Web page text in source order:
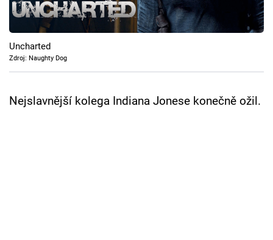
Pořady
TV Program
Přihlášení
Uncharted
Zdroj: Naughty Dog
Nejslavnější kolega Indiana Jonese konečně ožil.